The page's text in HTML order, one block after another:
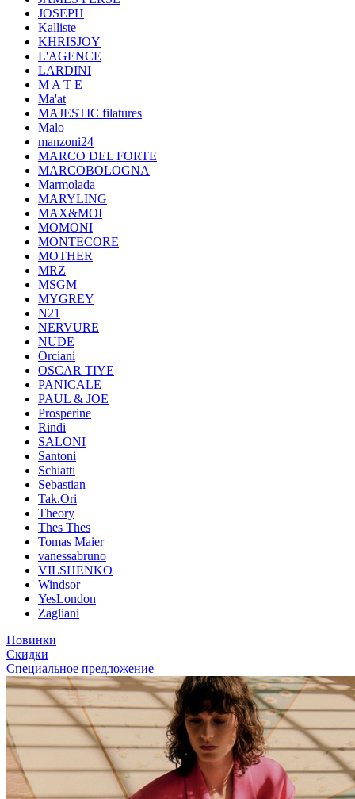
JOSEPH
Kalliste
KHRISJOY
L'AGENCE
LARDINI
M A T E
Ma'at
MAJESTIC filatures
Malo
manzoni24
MARCO DEL FORTE
MARCOBOLOGNA
Marmolada
MARYLING
MAX&MOI
MOMONI
MONTECORE
MOTHER
MRZ
MSGM
MYGREY
N21
NERVURE
NUDE
Orciani
OSCAR TIYE
PANICALE
PAUL & JOE
Prosperine
Rindi
SALONI
Santoni
Schiatti
Sebastian
Tak.Ori
Theory
Thes Thes
Tomas Maier
vanessabruno
VILSHENKO
Windsor
YesLondon
Zagliani
Новинки
Скидки
Специальное предложение